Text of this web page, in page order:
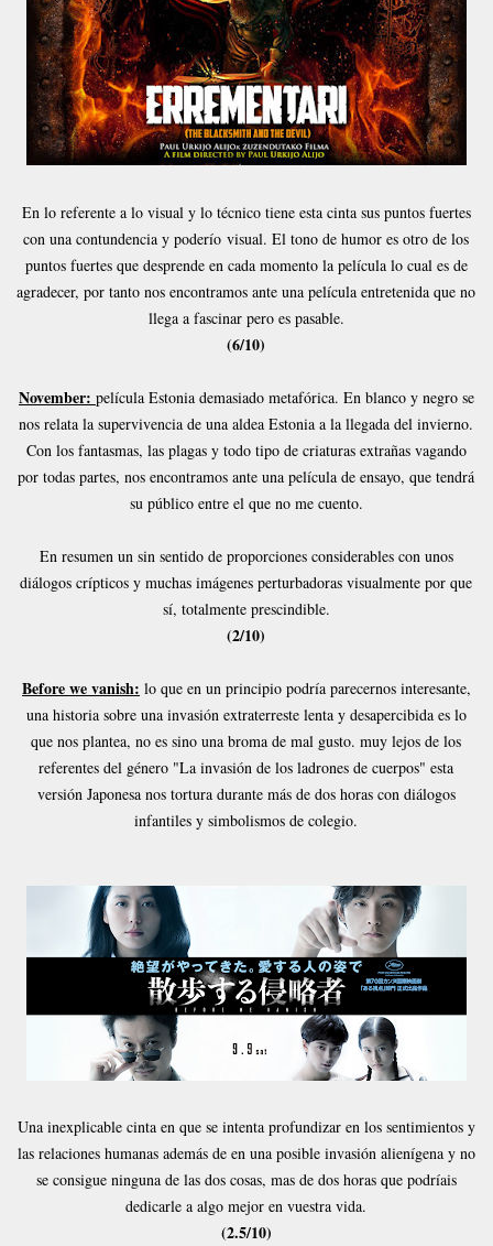
En lo referente a lo visual y lo técnico tiene esta cinta sus puntos fuertes
con una contundencia y poderío visual. El tono de humor es otro de los
puntos fuertes que desprende en cada momento la película lo cual es de
agradecer, por tanto nos encontramos ante una película entretenida que no
llega a fascinar pero es pasable.
(6/10)
November: película Estonia demasiado metafórica. En blanco y negro se
nos relata la supervivencia de una aldea Estonia a la llegada del invierno.
Con los fantasmas, las plagas y todo tipo de criaturas extrañas vagando
por todas partes, nos encontramos ante una película de ensayo, que tendrá
su público entre el que no me cuento.
En resumen un sin sentido de proporciones considerables con unos
diálogos crípticos y muchas imágenes perturbadoras visualmente por que
sí, totalmente prescindible.
(2/10)
Before we vanish: lo que en un principio podría parecernos interesante,
una historia sobre una invasión extraterreste lenta y desapercibida es lo
que nos plantea, no es sino una broma de mal gusto. muy lejos de los
referentes del género "La invasión de los ladrones de cuerpos" esta
versión Japonesa nos tortura durante más de dos horas con diálogos
infantiles y simbolismos de colegio.
Una inexplicable cinta en que se intenta profundizar en los sentimientos y
las relaciones humanas además de en una posible invasión alienígena y no
se consigue ninguna de las dos cosas, mas de dos horas que podríais
dedicarle a algo mejor en vuestra vida.
(2.5/10)